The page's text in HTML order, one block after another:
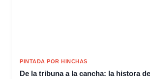
PINTADA POR HINCHAS
De la tribuna a la cancha: la histora